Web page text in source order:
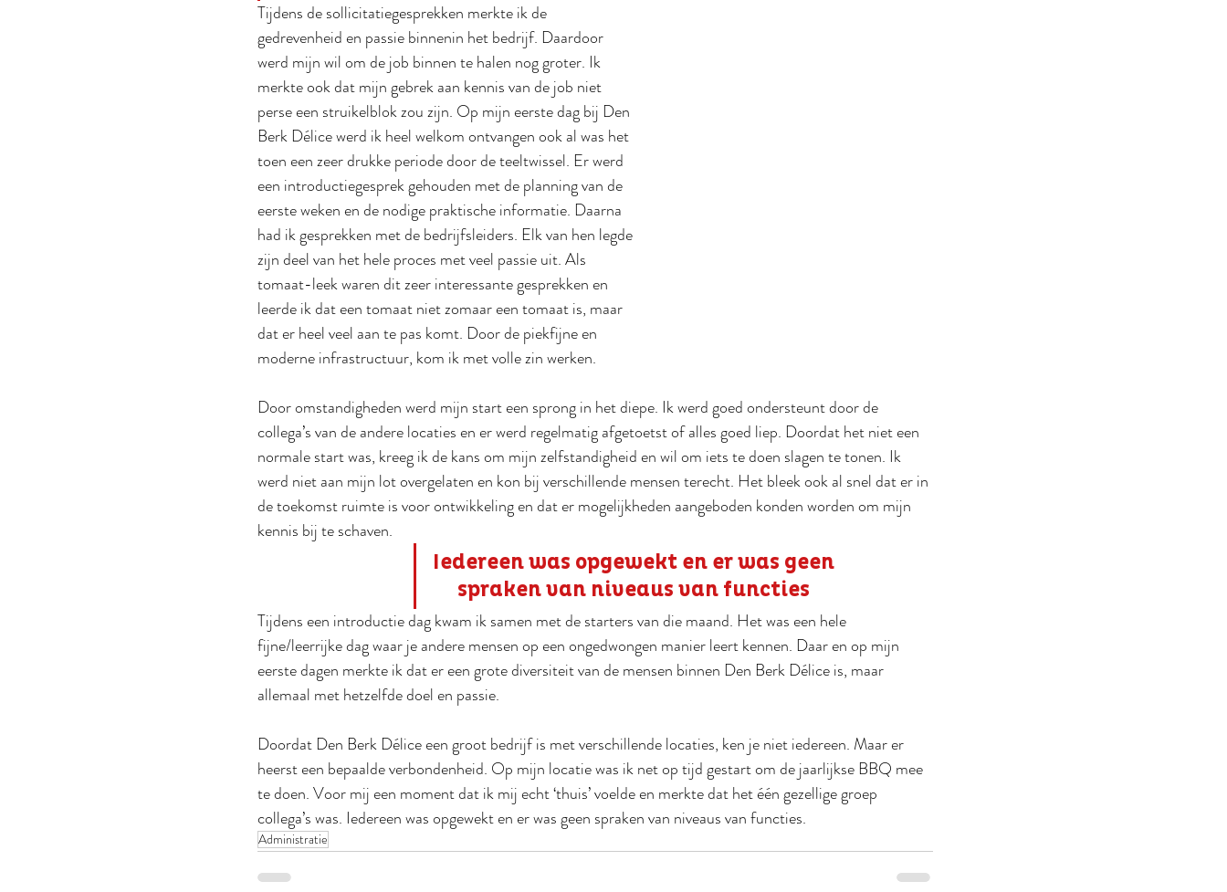
Tijdens de sollicitatiegesprekken merkte ik de
gedrevenheid en passie binnenin het bedrijf. Daardoor
werd mijn wil om de job binnen te halen nog groter. Ik
merkte ook dat mijn gebrek aan kennis van de job niet
perse een struikelblok zou zijn. Op mijn eerste dag bij Den
Berk Délice werd ik heel welkom ontvangen ook al was het
toen een zeer drukke periode door de teeltwissel. Er werd
een introductiegesprek gehouden met de planning van de
eerste weken en de nodige praktische informatie. Daarna
had ik gesprekken met de bedrijfsleiders. Elk van hen legde
zijn deel van het hele proces met veel passie uit. Als
tomaat-leek waren dit zeer interessante gesprekken en
leerde ik dat een tomaat niet zomaar een tomaat is, maar
dat er heel veel aan te pas komt. Door de piekfijne en
moderne infrastructuur, kom ik met volle zin werken.
Door omstandigheden werd mijn start een sprong in het diepe. Ik werd goed ondersteunt door de
collega’s van de andere locaties en er werd regelmatig afgetoetst of alles goed liep. Doordat het niet een
normale start was, kreeg ik de kans om mijn zelfstandigheid en wil om iets te doen slagen te tonen. Ik
werd niet aan mijn lot overgelaten en kon bij verschillende mensen terecht. Het bleek ook al snel dat er in
de toekomst ruimte is voor ontwikkeling en dat er mogelijkheden aangeboden konden worden om mijn
kennis bij te schaven.
Iedereen was opgewekt en er was geen
spraken van niveaus van functies
Tijdens een introductie dag kwam ik samen met de starters van die maand. Het was een hele
fijne/leerrijke dag waar je andere mensen op een ongedwongen manier leert kennen. Daar en op mijn
eerste dagen merkte ik dat er een grote diversiteit van de mensen binnen Den Berk Délice is, maar
allemaal met hetzelfde doel en passie.
Doordat Den Berk Délice een groot bedrijf is met verschillende locaties, ken je niet iedereen. Maar er
heerst een bepaalde verbondenheid. Op mijn locatie was ik net op tijd gestart om de jaarlijkse BBQ mee
te doen. Voor mij een moment dat ik mij echt ‘thuis’ voelde en merkte dat het één gezellige groep
collega’s was. Iedereen was opgewekt en er was geen spraken van niveaus van functies.
Administratie